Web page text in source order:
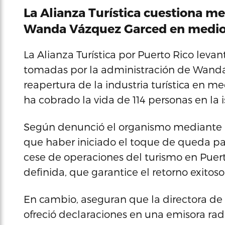
La Alianza Turística cuestiona
Wanda Vázquez Garced en
La Alianza Turística por Puerto Rico
tomadas por la administración de
reapertura de la industria turística en
ha cobrado la vida de 114 personas en la
Según denunció el organismo mediante
que haber iniciado el toque de queda
cese de operaciones del turismo en
definida, que garantice el retorno
En cambio, aseguran que la directora
ofreció declaraciones en una emisora